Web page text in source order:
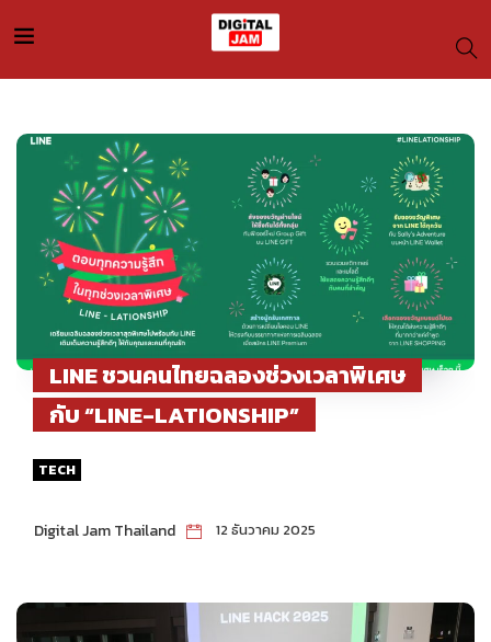
LINE ชวนคนไทยฉลองช่วงเวลาพิเศษ
กับ “LINE-LATIONSHIP”
TECH
Digital Jam Thailand 12 ธันวาคม 2025